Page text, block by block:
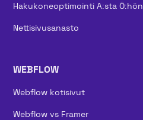
Hakukoneoptimointi A:sta Ö:hön
Nettisivusanasto
WEBFLOW
Webflow kotisivut
Webflow vs Framer